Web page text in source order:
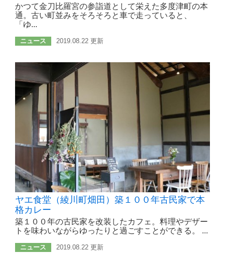
かつて金刀比羅宮の参詣道として栄えた多度津町の本
通。古い町並みをそろそろと車で走っていると、
「ゆ...
ニュース 2019.08.22 更新
ヤエ食堂（綾川町畑田）築１００年古民家で本
格カレー
築１００年の古民家を改装したカフェ。料理やデザー
トを味わいながらゆったりと過ごすことができる。 ...
ニュース 2019.08.22 更新